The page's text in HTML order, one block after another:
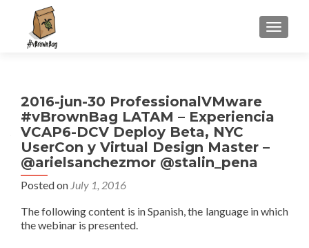
MENU
2016-jun-30 ProfessionalVMware
#vBrownBag LATAM – Experiencia
VCAP6-DCV Deploy Beta, NYC
UserCon y Virtual Design Master –
@arielsanchezmor @stalin_pena
Posted on July 1, 2016
The following content is in Spanish, the language in which
the webinar is presented.